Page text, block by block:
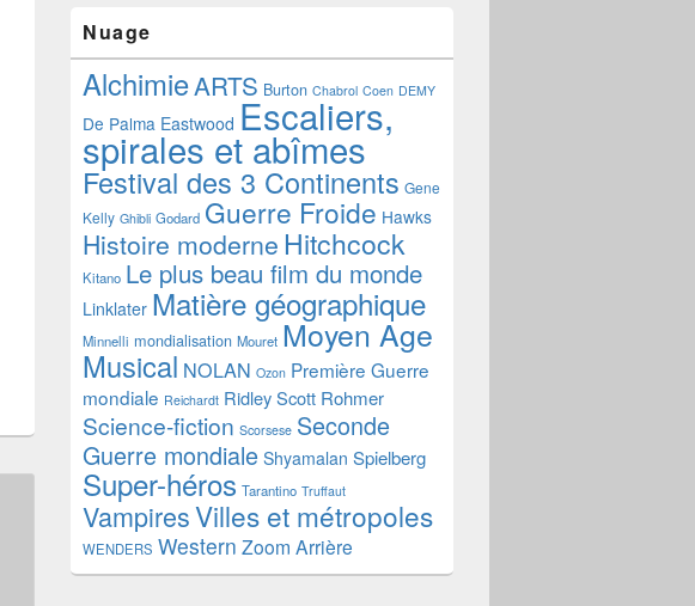
Nuage
AlchimieARTS Burton Chabrol Coen DEMY
De Palma Eastwood Escaliers,
spirales et abîmes
Festival des 3 Continents Gene
Kelly Ghibli Godard Guerre Froide Hawks
Histoire moderne Hitchcock
Kitano Le plus beau film du monde
Linklater Matière géographique
Minnelli mondialisation Mouret Moyen Age
Musical NOLAN Ozon Première Guerre
mondiale Reichardt Ridley Scott Rohmer
Science-fiction Scorsese Seconde
Guerre mondiale Shyamalan Spielberg
Super-héros Tarantino Truffaut
VampiresVilles et métropoles
WENDERS Western Zoom Arrière